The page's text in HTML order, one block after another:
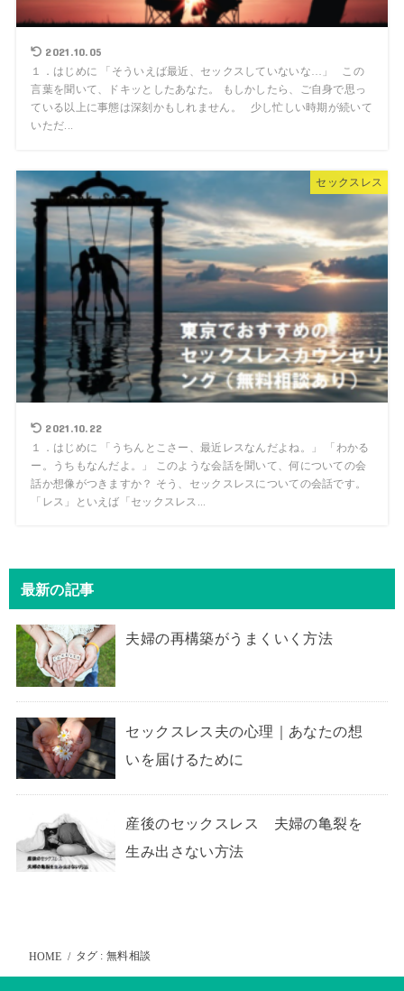
2021.10.05
１．はじめに 「そういえば最近、セックスしていないな…」 この
言葉を聞いて、ドキッとしたあなた。 もしかしたら、ご自身で思っ
ている以上に事態は深刻かもしれません。 少し忙しい時期が続いて
いただ...
セックスレス
2021.10.22
１．はじめに 「うちんとこさー、最近レスなんだよね。」 「わかる
ー。うちもなんだよ。」 このような会話を聞いて、何についての会
話か想像がつきますか？ そう、セックスレスについての会話です。
「レス」といえば「セックスレス...
最新の記事
夫婦の再構築がうまくいく方法
セックスレス夫の心理｜あなたの想
いを届けるために
産後のセックスレス 夫婦の亀裂を
生み出さない方法
HOME タグ : 無料相談